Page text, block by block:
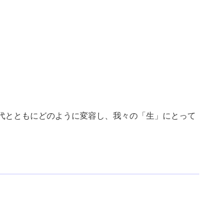
ともにどのように変容し、我々の「生」にとって